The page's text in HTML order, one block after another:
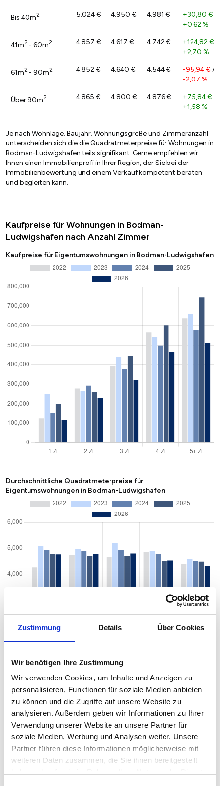
Zustimmung Details Über Cookies
Wir benötigen Ihre Zustimmung
Wir verwenden Cookies, um Inhalte und Anzeigen zu
personalisieren, Funktionen für soziale Medien anbieten
zu können und die Zugriffe auf unsere Website zu
analysieren. Außerdem geben wir Informationen zu Ihrer
Verwendung unserer Website an unsere Partner für
soziale Medien, Werbung und Analysen weiter. Unsere
Partner führen diese Informationen möglicherweise mit
weiteren Daten zusammen, die Sie ihnen bereitgestellt
Bis 40m2 5.024 € 4.950 € 4.981 € +30,80 €
+0,62 %
41m2 - 60m2 4.857 € 4.617 € 4.742 € +124,82 €
+2,70 %
61m2 - 90m2 4.852 € 4.640 € 4.544 € -95,94 € /
-2,07 %
Über 90m2 4.865 € 4.800 € 4.876 € +75,84 € /
+1,58 %
Je nach Wohnlage, Baujahr, Wohnungsgröße und Zimmeranzahl
unterscheiden sich die die Quadratmeterpreise für Wohnungen in
Bodman-Ludwigshafen teils signifikant. Gerne empfehlen wir
Ihnen einen Immobilienprofi in Ihrer Region, der Sie bei der
Immobilienbewertung und einem Verkauf kompetent beraten
und begleiten kann.
Kaufpreise für Wohnungen in Bodman-
Ludwigshafen nach Anzahl Zimmer
Kaufpreise für Eigentumswohnungen in Bodman-Ludwigshafen
Durchschnittliche Quadratmeterpreise für
Eigentumswohnungen in Bodman-Ludwigshafen
Wohnungsgrößen in Bodman-Ludwigshafen nach
Zimmeranzahl